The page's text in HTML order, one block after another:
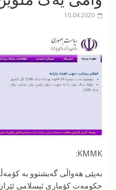
10.04.2020
KMMK:
بەپێی هەواڵی گەیشتوو بە
حکومەت کۆماری ئیسلامی